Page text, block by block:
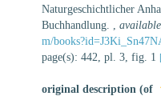
Naturgeschichtlicher
Buchhandlung.
m/
page(s): 442, pl. 3, fig. 1
original description (of